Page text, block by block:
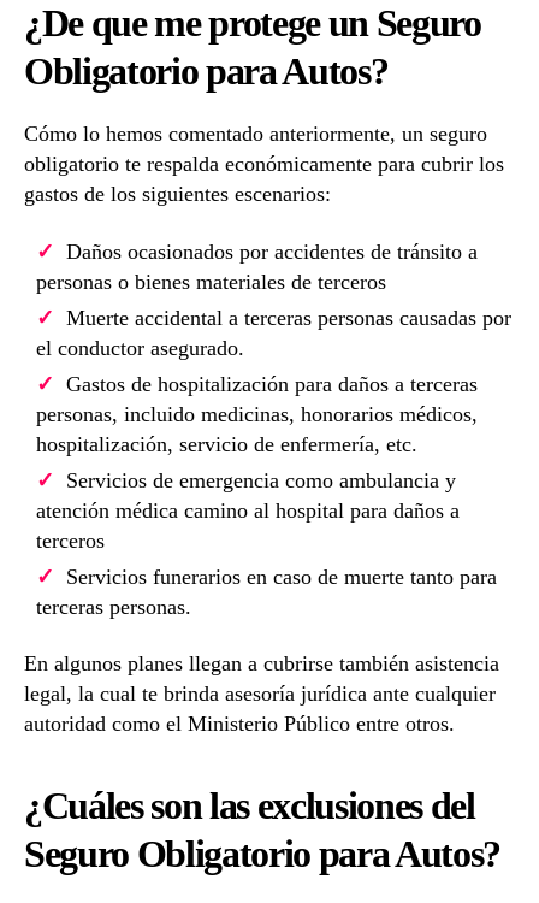
¿De que me protege un Seguro
Obligatorio para Autos?
Cómo lo hemos comentado anteriormente, un seguro
obligatorio te respalda económicamente para cubrir los
gastos de los siguientes escenarios:
Daños ocasionados por accidentes de tránsito a
personas o bienes materiales de terceros
Muerte accidental a terceras personas causadas por
el conductor asegurado.
Gastos de hospitalización para daños a terceras
personas, incluido medicinas, honorarios médicos,
hospitalización, servicio de enfermería, etc.
Servicios de emergencia como ambulancia y
atención médica camino al hospital para daños a
terceros
Servicios funerarios en caso de muerte tanto para
terceras personas.
En algunos planes llegan a cubrirse también asistencia
legal, la cual te brinda asesoría jurídica ante cualquier
autoridad como el Ministerio Público entre otros.
¿Cuáles son las exclusiones del
Seguro Obligatorio para Autos?